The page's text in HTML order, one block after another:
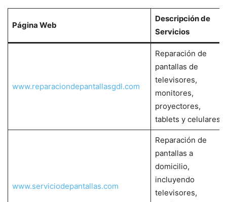
Página Web
Descripción de
Servicios
www.reparaciondepantallasgdl.com
Reparación de
pantallas de
televisores,
monitores,
proyectores,
tablets y celulares.
www.serviciodepantallas.com
Reparación de
pantallas a
domicilio,
incluyendo
televisores,